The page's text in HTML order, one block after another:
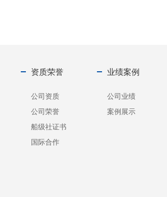
资质荣誉
公司资质
公司荣誉
船级社证书
国际合作
业绩案例
公司业绩
案例展示